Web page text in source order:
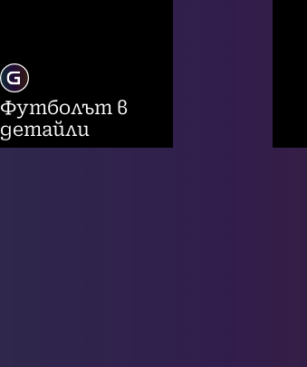
Футболът в
детайли